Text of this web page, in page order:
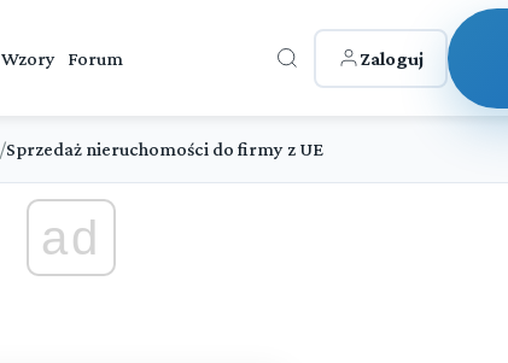
Wzory Forum Zaloguj
/Sprzedaż nieruchomości do firmy z UE
ad